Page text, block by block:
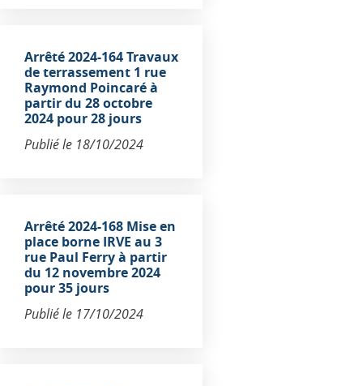
Arrêté 2024-164 Travaux
de terrassement 1 rue
Raymond Poincaré à
partir du 28 octobre
2024 pour 28 jours
Publié le 18/10/2024
Arrêté 2024-168 Mise en
place borne IRVE au 3
rue Paul Ferry à partir
du 12 novembre 2024
pour 35 jours
Publié le 17/10/2024